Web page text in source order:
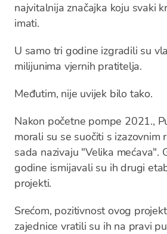
najvitalnija značajka koju svaki
imati.
U samo tri godine izgradili su
milijunima vjernih pratitelja.
Međutim, nije uvijek bilo tako.
Nakon početne pompe 2021.,
morali su se suočiti s izazovnim
sada nazivaju "Velika mećava".
godine ismijavali su ih drugi
projekti.
Srećom, pozitivnost ovog
zajednice vratili su ih na pravi